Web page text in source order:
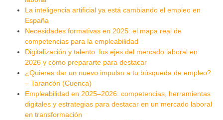
La inteligencia artificial ya está cambiando el empleo en
España
Necesidades formativas en 2025: el mapa real de
competencias para la empleabilidad
Digitalización y talento: los ejes del mercado laboral en
2026 y cómo prepararte para destacar
¿Quieres dar un nuevo impulso a tu búsqueda de empleo?
– Tarancón (Cuenca)
Empleabilidad en 2025–2026: competencias, herramientas
digitales y estrategias para destacar en un mercado laboral
en transformación